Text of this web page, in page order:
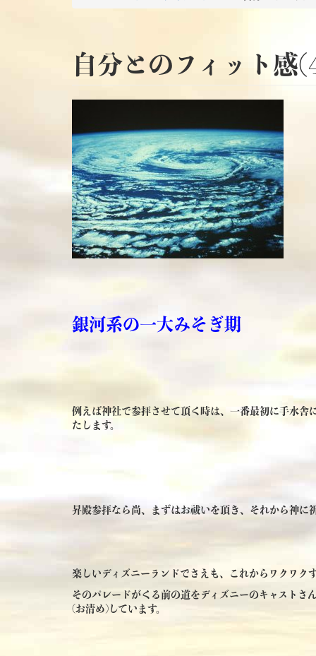
自分とのフィット感
銀河系の一大みそぎ期
例えば神社で参拝させて頂く時は、一番最初に手水舎
たします。
昇殿参拝なら尚、まずはお祓いを頂き、それから神に
楽しいディズニーランドでさえも、これからワクワク
そのパレードがくる前の道をディズニーのキャストさ
(お清め)しています。